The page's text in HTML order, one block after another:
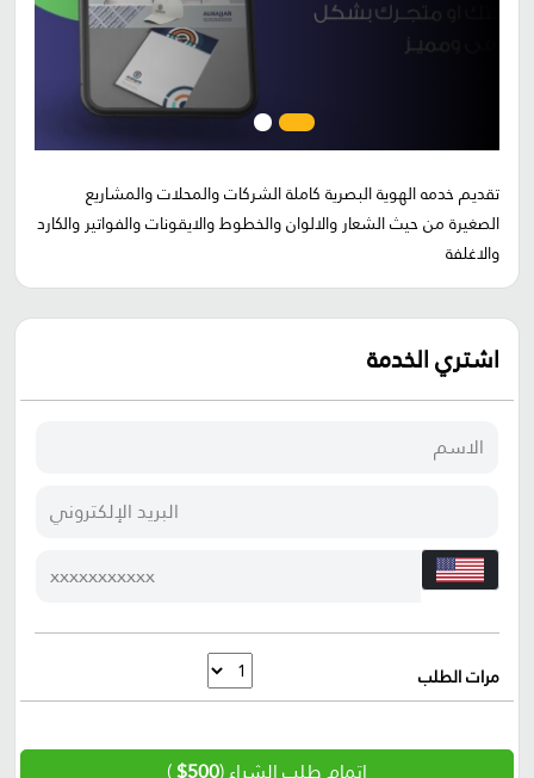
تقديم خدمه الهوية البصرية كاملة الشركات والمحلات والمشاريع
الصغيرة من حيث الشعار والالوان والخطوط والايقونات والفواتير والكارد
والاغلفة
اشتري الخدمة
مرات الطلب